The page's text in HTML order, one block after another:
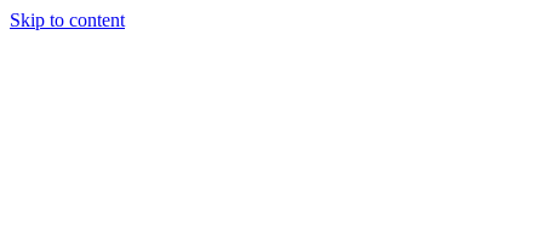
Skip to content